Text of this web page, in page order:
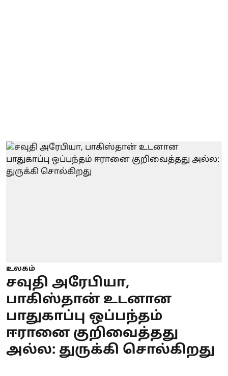
உலகம்
சவுதி அரேபியா,
பாகிஸ்தான் உடனான
பாதுகாப்பு ஒப்பந்தம்
ஈரானை குறிவைத்தது
அல்ல: துருக்கி சொல்கிறது